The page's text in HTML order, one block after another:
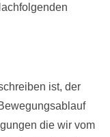
ist, der
die wir vom